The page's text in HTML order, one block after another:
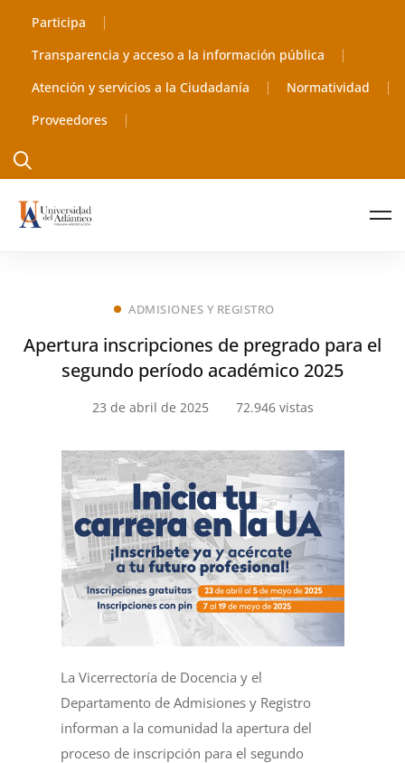
Participa
Transparencia y acceso a la información pública
Atención y servicios a la Ciudadanía
Normatividad
Proveedores
ADMISIONES Y REGISTRO
Apertura inscripciones de pregrado para el
segundo período académico 2025
23 de abril de 2025 72.946 vistas
La Vicerrectoría de Docencia y el
Departamento de Admisiones y Registro
informan a la comunidad la apertura del
proceso de inscripción para el segundo